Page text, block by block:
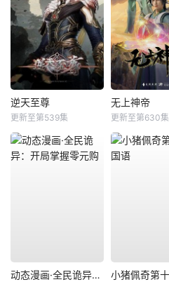
逆天至尊
更新至第539集
无上神帝
更新至第630集
动态漫画·全民诡异：开局掌握零元购